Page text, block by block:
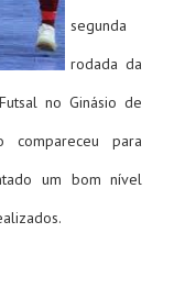
segunda
rodada da
no Ginásio de
compareceu para
um bom nível